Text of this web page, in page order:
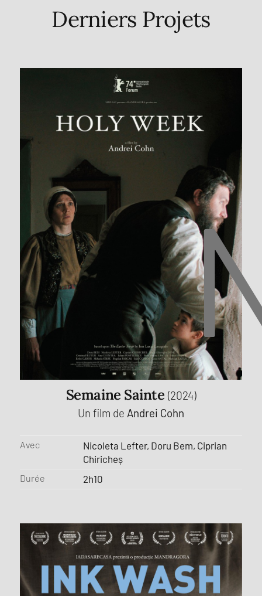
Derniers Projets
Semaine Sainte (2024)
Un film de Andrei Cohn
Avec
Nicoleta Lefter, Doru Bem, Ciprian
Chiricheș
Durée 2h10